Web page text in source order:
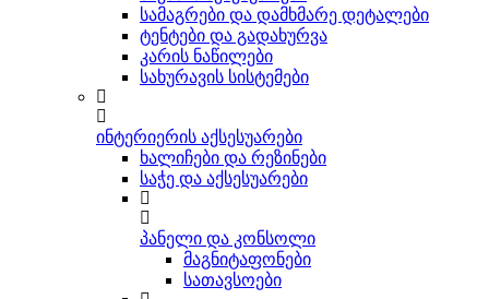
სამაგრები და დამხმარე დეტალები
ტენტები და გადახურვა
კარის ნაწილები
სახურავის სისტემები
ინტერიერის აქსესუარები
ხალიჩები და რეზინები
საჭე და აქსესუარები
პანელი და კონსოლი
მაგნიტაფონები
სათავსოები